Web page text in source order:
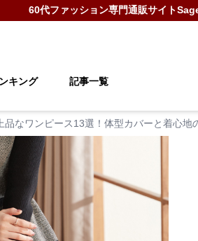
60代ファッション専門通販サイト
キング 記事一覧
品なワンピース13選！体型カバーと着心